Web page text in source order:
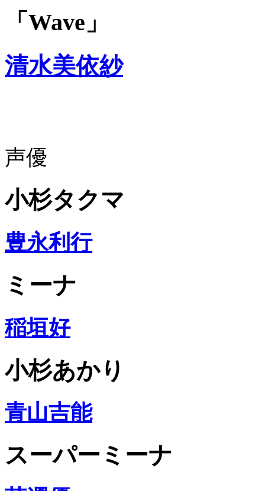
「Wave」
清水美依紗
声優
小杉タクマ
豊永利行
ミーナ
稲垣好
小杉あかり
青山吉能
スーパーミーナ